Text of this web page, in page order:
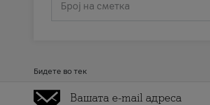
Број на сметка
Бидете во тек